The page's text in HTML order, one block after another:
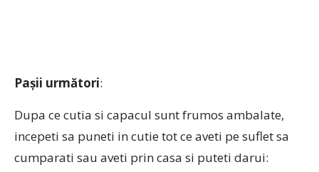
Pașii următori:
Dupa ce cutia si capacul sunt frumos ambalate,
incepeti sa puneti in cutie tot ce aveti pe suflet sa
cumparati sau aveti prin casa si puteti darui: